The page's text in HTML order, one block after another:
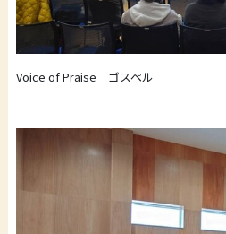
Voice of Praise ゴスペル